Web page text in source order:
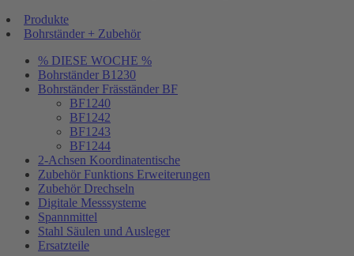
Produkte
Bohrständer + Zubehör
% DIESE WOCHE %
Bohrständer B1230
Bohrständer Fräsständer BF
BF1240
BF1242
BF1243
BF1244
2-Achsen Koordinatentische
Zubehör Funktions Erweiterungen
Zubehör Drechseln
Digitale Messsysteme
Spannmittel
Stahl Säulen und Ausleger
Ersatzteile